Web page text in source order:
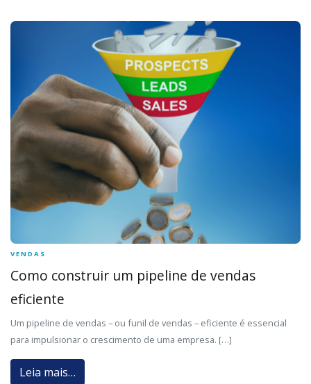
VENDAS
Como construir um pipeline de vendas
eficiente
Um pipeline de vendas – ou funil de vendas – eficiente é essencial
para impulsionar o crescimento de uma empresa. […]
Leia mais…